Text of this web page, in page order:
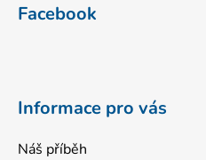
Facebook
Informace pro vás
Náš příběh